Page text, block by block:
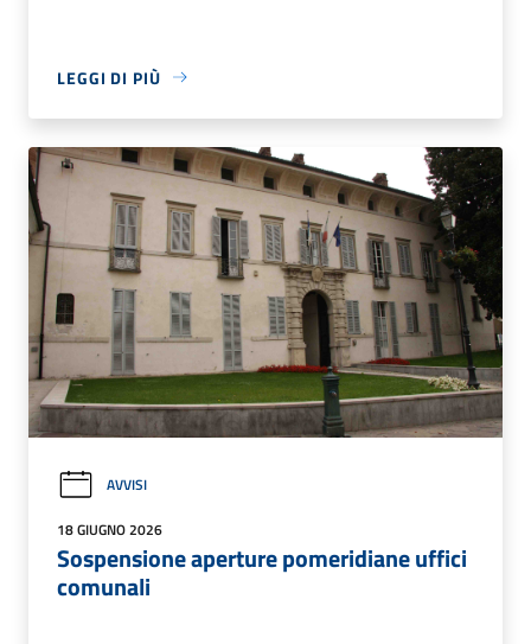
LEGGI DI PIÙ
AVVISI
18 GIUGNO 2026
Sospensione aperture pomeridiane uffici
comunali